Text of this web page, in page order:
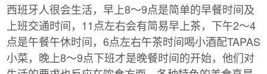
西班牙人很会生活，早上8～9点是简单的早餐时间及
上班交通时间，11点左右会有简易早上茶，下午2～4
点是午餐午休时间，6点左右午茶时间喝小酒配TAPAS
小菜，晚上8～9点下班才是晚餐时间的开始，他们对